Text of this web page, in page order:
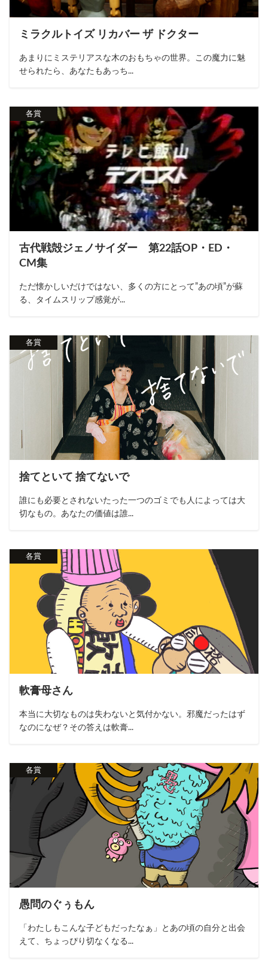
ミラクルトイズ リカバー ザ ドクター
あまりにミステリアスな木のおもちゃの世界。この魔力に魅
せられたら、あなたもあっち...
各賞
古代戦殻ジェノサイダー 第22話OP・ED・
CM集
ただ懐かしいだけではない、多くの方にとって”あの頃”が蘇
る、タイムスリップ感覚が...
各賞
捨てといて 捨てないで
誰にも必要とされないたった一つのゴミでも人によっては大
切なもの。あなたの価値は誰...
各賞
軟膏母さん
本当に大切なものは失わないと気付かない。邪魔だったはず
なのになぜ？その答えは軟膏...
各賞
愚問のぐぅもん
「わたしもこんな子どもだったなぁ」とあの頃の自分と出会
えて、ちょっぴり切なくなる...